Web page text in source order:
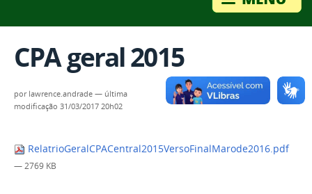
CPA geral 2015
por lawrence.andrade — última
modificação 31/03/2017 20h02
RelatrioGeralCPACentral2015VersoFinalMarode2016.pdf
— 2769 KB